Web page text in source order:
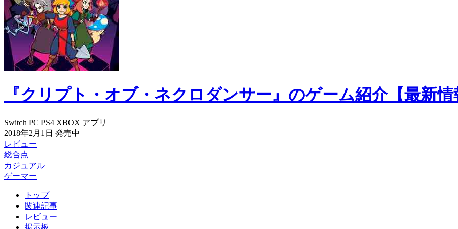
『クリプト・オブ・ネクロダンサー』のゲーム紹介【最新情
Switch PC PS4 XBOX アプリ
2018年2月1日 発売中
レビュー
総合点
カジュアル
ゲーマー
トップ
関連記事
レビュー
掲示板